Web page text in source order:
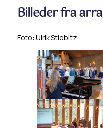
Billeder fra
Foto: Ulrik Stiebitz